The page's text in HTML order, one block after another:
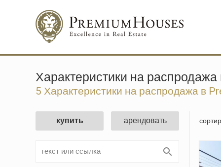
Характеристики на
5 Характеристики на распродажа в
купить арендовать